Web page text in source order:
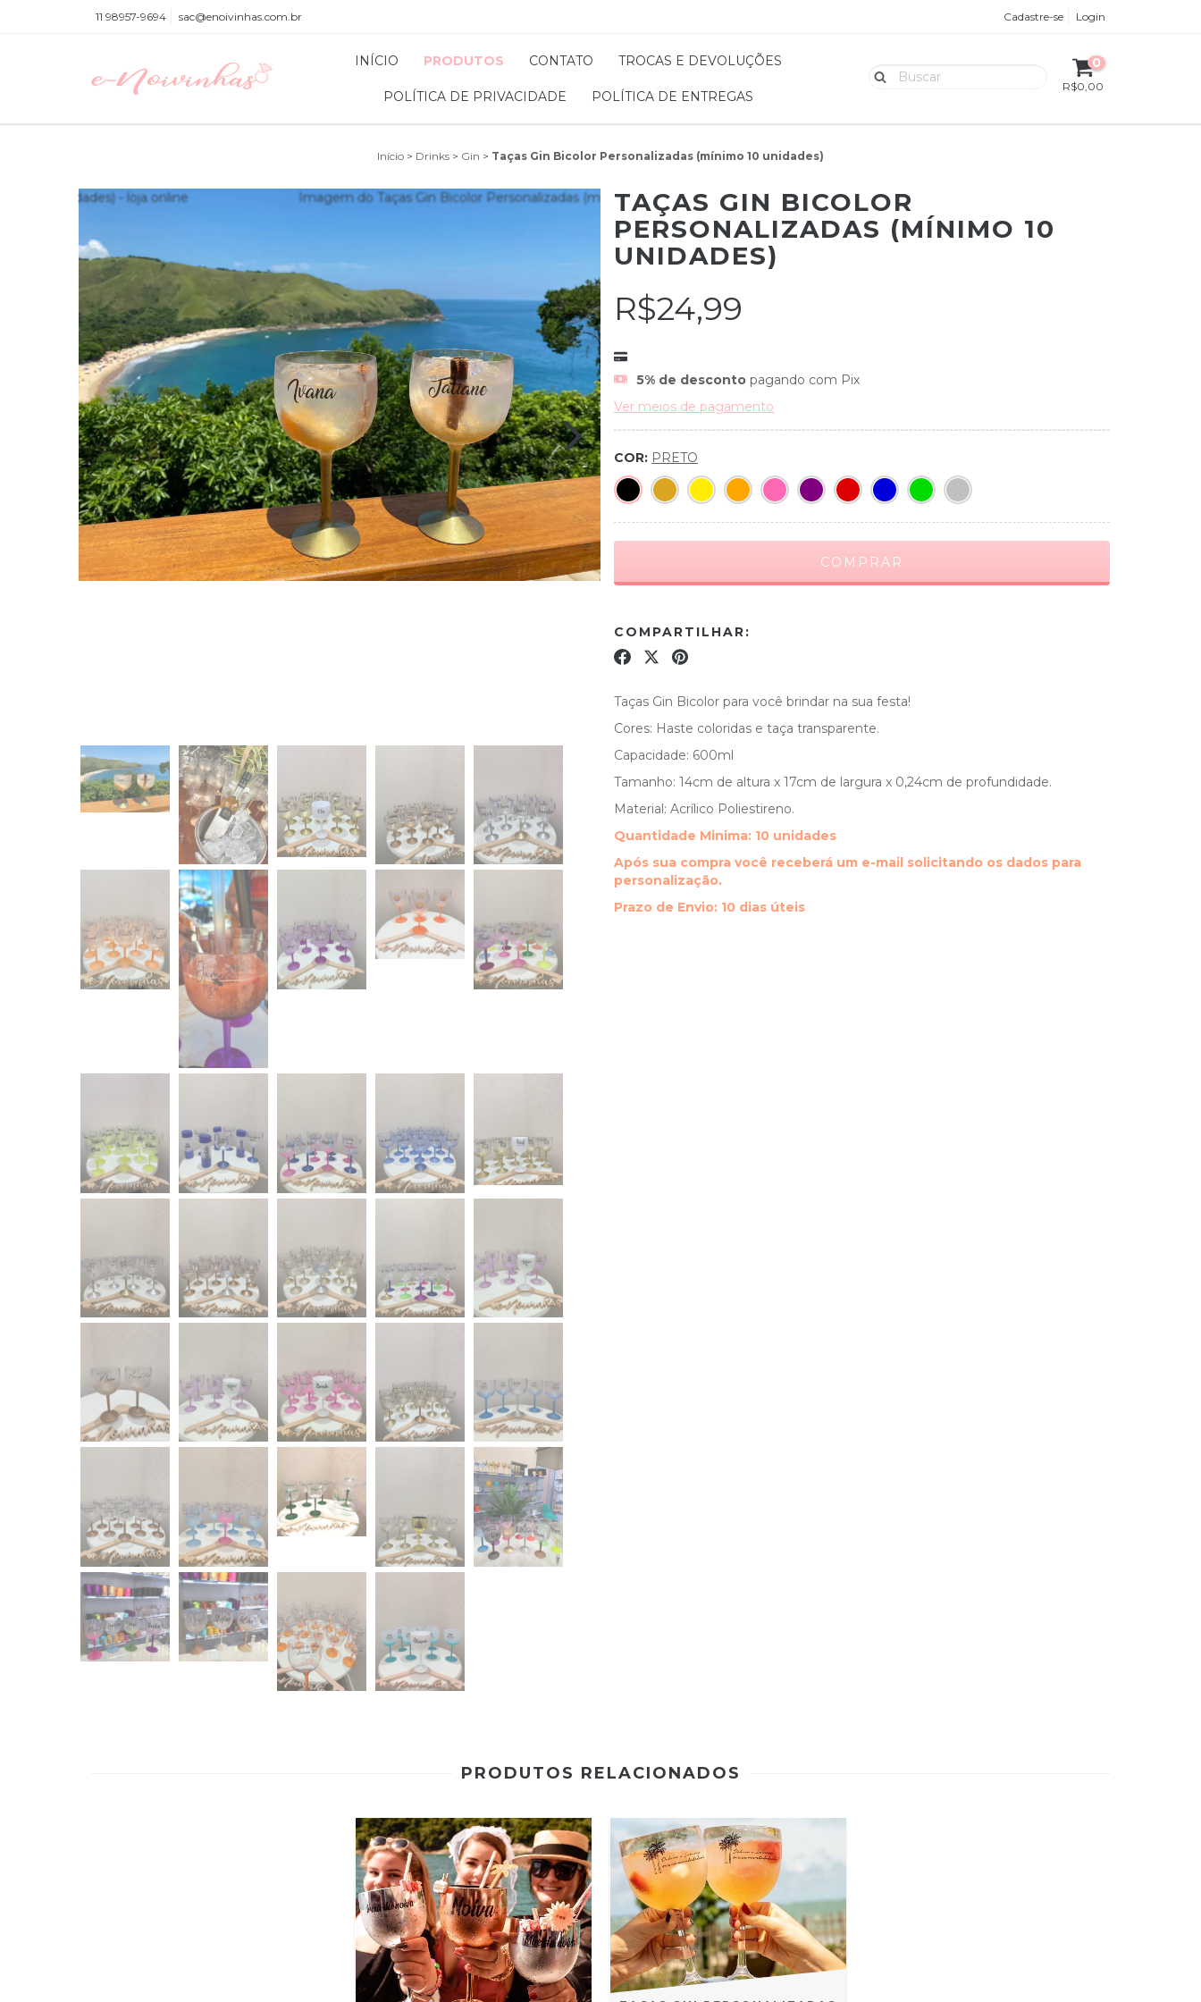
11 98957-9694 sac@enoivinhas.com.br Cadastre-se Login
INÍCIO PRODUTOS CONTATO TROCAS E DEVOLUÇÕES
POLÍTICA DE PRIVACIDADE POLÍTICA DE ENTREGAS
0
R$0,00
Início > Drinks > Gin > Taças Gin Bicolor Personalizadas (mínimo 10 unidades)
TAÇAS GIN BICOLOR
PERSONALIZADAS (MÍNIMO 10
UNIDADES)
R$24,99
5% de desconto pagando com Pix
Ver meios de pagamento
COR: PRETO
COMPARTILHAR:
Taças Gin Bicolor para você brindar na sua festa!
Cores: Haste coloridas e taça transparente.
Capacidade: 600ml
Tamanho: 14cm de altura x 17cm de largura x 0,24cm de profundidade.
Material: Acrílico Poliestireno.
Quantidade Minima: 10 unidades
Após sua compra você receberá um e-mail solicitando os dados para
personalização.
Prazo de Envio: 10 dias úteis
PRODUTOS RELACIONADOS